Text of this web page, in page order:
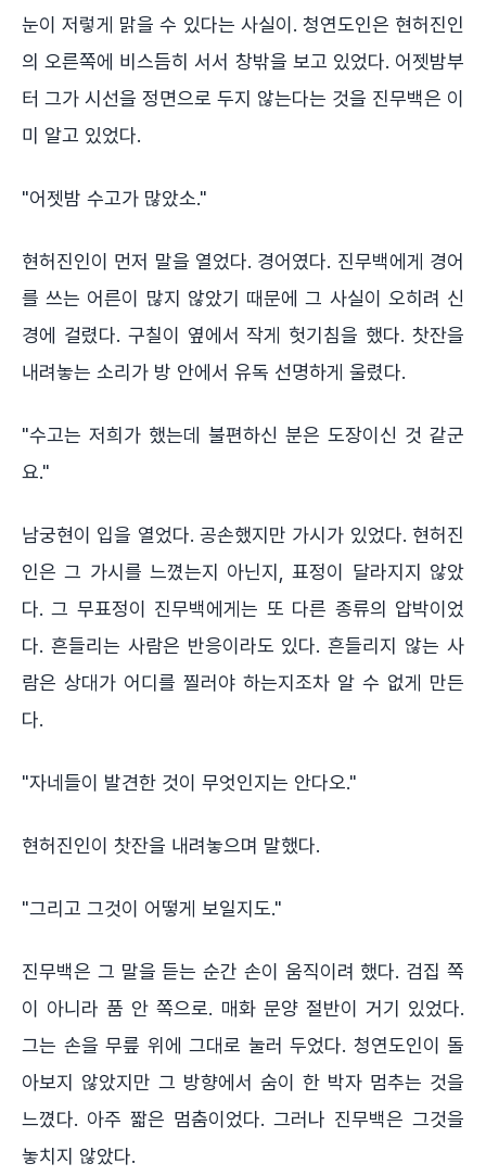
눈이 저렇게 맑을 수 있다는 사실이. 청연도인은 현허진인
의 오른쪽에 비스듬히 서서 창밖을 보고 있었다. 어젯밤부
터 그가 시선을 정면으로 두지 않는다는 것을 진무백은 이
미 알고 있었다.
"어젯밤 수고가 많았소."
현허진인이 먼저 말을 열었다. 경어였다. 진무백에게 경어
를 쓰는 어른이 많지 않았기 때문에 그 사실이 오히려 신
경에 걸렸다. 구칠이 옆에서 작게 헛기침을 했다. 찻잔을
내려놓는 소리가 방 안에서 유독 선명하게 울렸다.
"수고는 저희가 했는데 불편하신 분은 도장이신 것 같군
요."
남궁현이 입을 열었다. 공손했지만 가시가 있었다. 현허진
인은 그 가시를 느꼈는지 아닌지, 표정이 달라지지 않았
다. 그 무표정이 진무백에게는 또 다른 종류의 압박이었
다. 흔들리는 사람은 반응이라도 있다. 흔들리지 않는 사
람은 상대가 어디를 찔러야 하는지조차 알 수 없게 만든
다.
"자네들이 발견한 것이 무엇인지는 안다오."
현허진인이 찻잔을 내려놓으며 말했다.
"그리고 그것이 어떻게 보일지도."
진무백은 그 말을 듣는 순간 손이 움직이려 했다. 검집 쪽
이 아니라 품 안 쪽으로. 매화 문양 절반이 거기 있었다.
그는 손을 무릎 위에 그대로 눌러 두었다. 청연도인이 돌
아보지 않았지만 그 방향에서 숨이 한 박자 멈추는 것을
느꼈다. 아주 짧은 멈춤이었다. 그러나 진무백은 그것을
놓치지 않았다.